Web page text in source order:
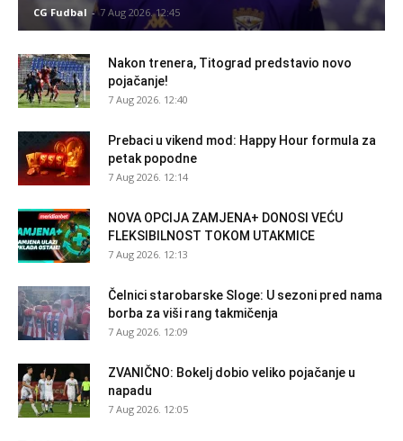
CG Fudbal - 7 Aug 2026. 12:45
Nakon trenera, Titograd predstavio novo
pojačanje!
7 Aug 2026. 12:40
Prebaci u vikend mod: Happy Hour formula za
petak popodne
7 Aug 2026. 12:14
NOVA OPCIJA ZAMJENA+ DONOSI VEĆU
FLEKSIBILNOST TOKOM UTAKMICE
7 Aug 2026. 12:13
Čelnici starobarske Sloge: U sezoni pred nama
borba za viši rang takmičenja
7 Aug 2026. 12:09
ZVANIČNO: Bokelj dobio veliko pojačanje u
napadu
7 Aug 2026. 12:05